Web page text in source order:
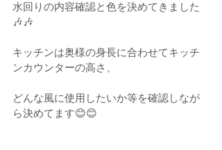
水回りの内容確認と色を決めてきました
🎶🎶
キッチンは奥様の身長に合わせてキッチ
ンカウンターの高さ、
どんな風に使用したいか等を確認しなが
ら決めてます😊😊